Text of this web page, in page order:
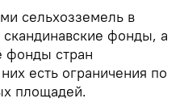
сельхозземель в
фонды, а
фонды стран
есть ограничения по
площадей.